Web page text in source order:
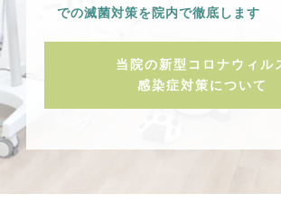
での滅菌対策を院内で徹底します
当院の新型コロナウィル
感染症対策について